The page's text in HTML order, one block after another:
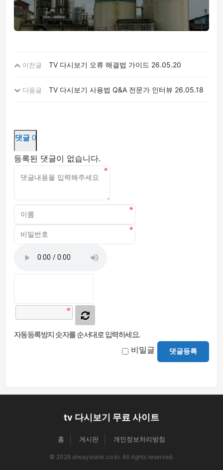
이전글 TV 다시보기 오류 해결법 가이드 26.05.20
다음글 TV 다시보기 사용법 Q&A 전문가 인터뷰 26.05.18
댓글 0
등록된 댓글이 없습니다.
자동등록방지 숫자를 순서대로 입력하세요.
비밀글 댓글등록
tv 다시보기 무료 사이트
홈 게시판 개인정보처리방침
© 2026 alwaysrank.co.kr. All rights reserved.